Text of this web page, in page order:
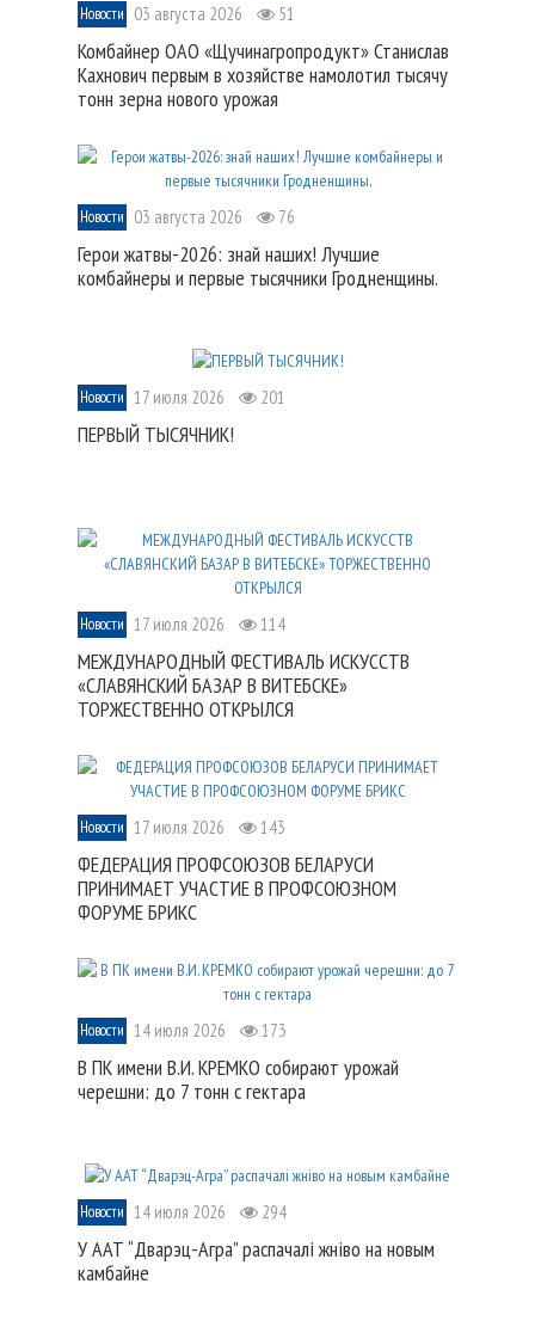
Новости 03 августа 2026 51
Комбайнер ОАО «Щучинагропродукт» Станислав
Кахнович первым в хозяйстве намолотил тысячу
тонн зерна нового урожая
Новости 03 августа 2026 76
Герои жатвы-2026: знай наших! Лучшие
комбайнеры и первые тысячники Гродненщины.
Новости 17 июля 2026 201
ПЕРВЫЙ ТЫСЯЧНИК!
Новости 17 июля 2026 114
МЕЖДУНАРОДНЫЙ ФЕСТИВАЛЬ ИСКУССТВ
«СЛАВЯНСКИЙ БАЗАР В ВИТЕБСКЕ»
ТОРЖЕСТВЕННО ОТКРЫЛСЯ
Новости 17 июля 2026 143
ФЕДЕРАЦИЯ ПРОФСОЮЗОВ БЕЛАРУСИ
ПРИНИМАЕТ УЧАСТИЕ В ПРОФСОЮЗНОМ
ФОРУМЕ БРИКС
Новости 14 июля 2026 173
В ПК имени В.И. КРЕМКО собирают урожай
черешни: до 7 тонн с гектара
Новости 14 июля 2026 294
У ААТ “Дварэц-Агра” распачалі жніво на новым
камбайне